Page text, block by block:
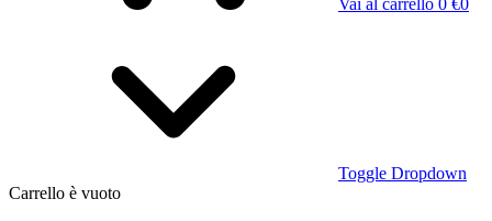
Vai al carrello 0 €0
Toggle Dropdown
Carrello è vuoto